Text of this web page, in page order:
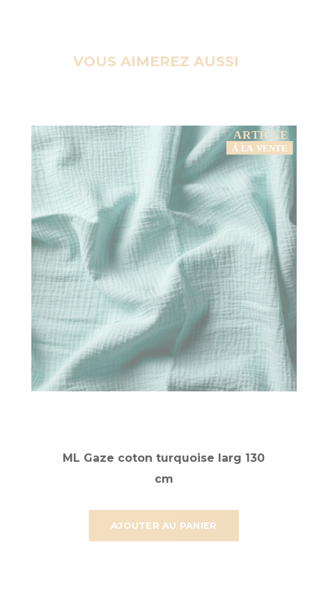
VOUS AIMEREZ AUSSI
AJOUTER AU PANIER
ML Gaze coton turquoise larg 130
cm